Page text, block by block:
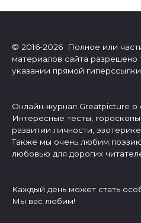
© 2016-2026 Полное или
материалов сайта разрешено
указании прямой
Онлайн-журнал Greatpicture
Интересные тесты,
развитии личности,
Также мы очень любим
любовью для дорогих
Каждый день может стать
Мы вас любим!